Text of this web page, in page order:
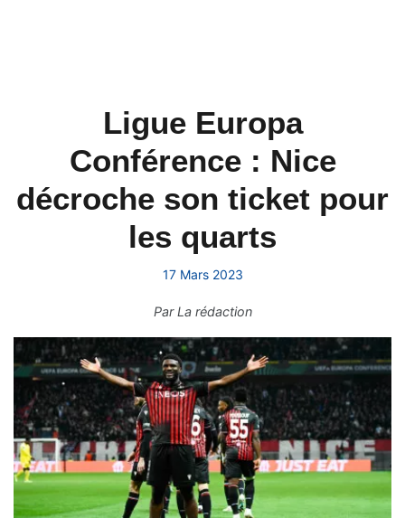
Ligue Europa
Conférence : Nice
décroche son ticket pour
les quarts
17 Mars 2023
ParLa rédaction